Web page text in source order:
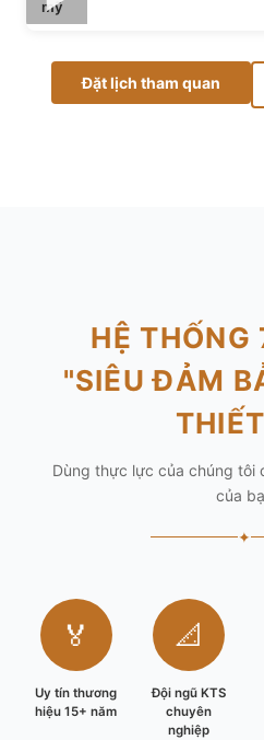
mỹ
Đặt lịch tham quan
HỆ THỐNG
"SIÊU ĐẢM
Dùng thực lực của chúng tôi
của
✦
🏅
Uy tín thương
hiệu 15+ năm
📐
Đội ngũ KTS
chuyên
nghiệp